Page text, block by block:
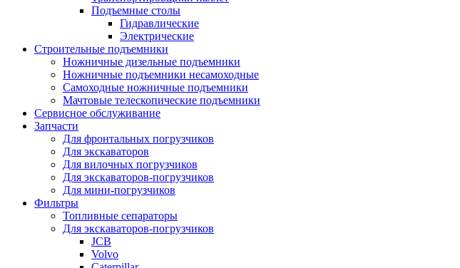
Подъемные столы
Гидравлические
Электрические
Строительные подъемники
Ножничные дизельные подъемники
Ножничные подъемники несамоходные
Самоходные ножничные подъемники
Мачтовые телескопические подъемники
Сервисное обслуживание
Запчасти
Для фронтальных погрузчиков
Для экскаваторов
Для вилочных погрузчиков
Для экскаваторов-погрузчиков
Для мини-погрузчиков
Фильтры
Топливные сепараторы
Для экскаваторов-погрузчиков
JCB
Volvo